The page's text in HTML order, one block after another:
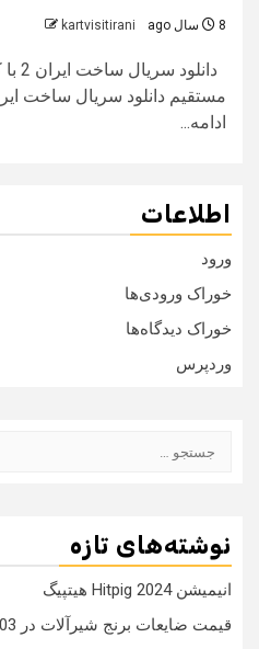
8 سال ago kartvisitirani
ادامه...
اطلاعات
ورود
خوراک ورودی‌ها
خوراک دیدگاه‌ها
وردپرس
نوشته‌های تازه
انیمیشن Hitpig 2024 هیتپیگ
قیمت ضایعات برنج شیرآلات در 1403